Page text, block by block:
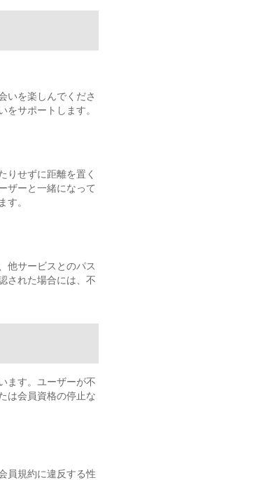
いを楽しんでくださ
サポートします。
りせずに距離を置く
ザーと一緒になって
す。
他サービスとのパス
された場合には、不
ます。ユーザーが不
は会員資格の停止な
員規約に違反する性